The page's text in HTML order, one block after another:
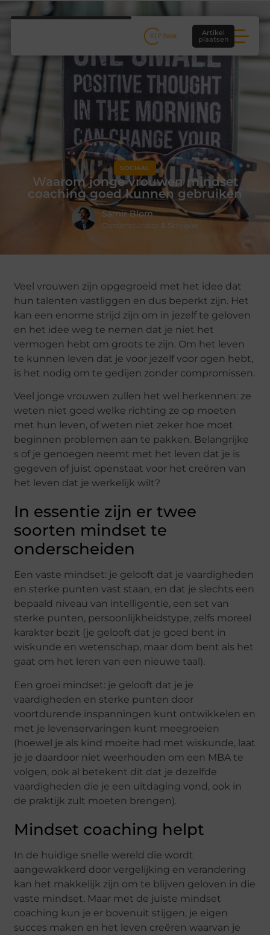
Artikel
plaatsen
SOCIAAL
Waarom jonge vrouwen mindset
coaching goed kunnen gebruiken
Samir Blom
Contentcurator & Schrijver
Veel vrouwen zijn opgegroeid met het idee dat
hun talenten vastliggen en dus beperkt zijn. Het
kan een enorme strijd zijn om in jezelf te geloven
en het idee weg te nemen dat je niet het
vermogen hebt om groots te zijn. Om het leven
te kunnen leven dat je voor jezelf voor ogen hebt,
is het nodig om te gedijen zonder compromissen.
Veel jonge vrouwen zullen het wel herkennen: ze
weten niet goed welke richting ze op moeten
met hun leven, of weten niet zeker hoe moet
beginnen problemen aan te pakken. Belangrijke
s of je genoegen neemt met het leven dat je is
gegeven of juist openstaat voor het creëren van
het leven dat je werkelijk wilt?
In essentie zijn er twee
soorten mindset te
onderscheiden
Een vaste mindset: je gelooft dat je vaardigheden
en sterke punten vast staan, en dat je slechts een
bepaald niveau van intelligentie, een set van
sterke punten, persoonlijkheidstype, zelfs moreel
karakter bezit (je gelooft dat je goed bent in
wiskunde en wetenschap, maar dom bent als het
gaat om het leren van een nieuwe taal).
Een groei mindset: je gelooft dat je je
vaardigheden en sterke punten door
voortdurende inspanningen kunt ontwikkelen en
met je levenservaringen kunt meegroeien
(hoewel je als kind moeite had met wiskunde, laat
je je daardoor niet weerhouden om een MBA te
volgen, ook al betekent dit dat je dezelfde
vaardigheden die je een uitdaging vond, ook in
de praktijk zult moeten brengen).
Mindset coaching helpt
In de huidige snelle wereld die wordt
aangewakkerd door vergelijking en verandering
kan het makkelijk zijn om te blijven geloven in die
vaste mindset. Maar met de juiste mindset
coaching kun je er bovenuit stijgen, je eigen
succes maken en het leven creëren waarvan je